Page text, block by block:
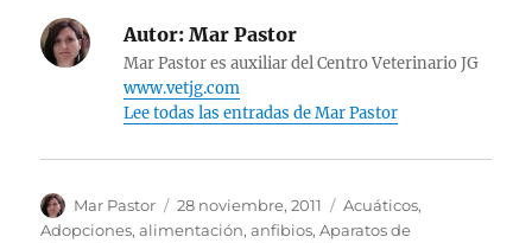
Autor: Mar Pastor
Mar Pastor es auxiliar del Centro Veterinario JG
www.vetjg.com
Lee todas las entradas de Mar Pastor
Autor
Mar Pastor
Publicado
el
28 noviembre, 2011 Categorías
Acuáticos,
Adopciones,alimentación,anfibios,Aparatos de